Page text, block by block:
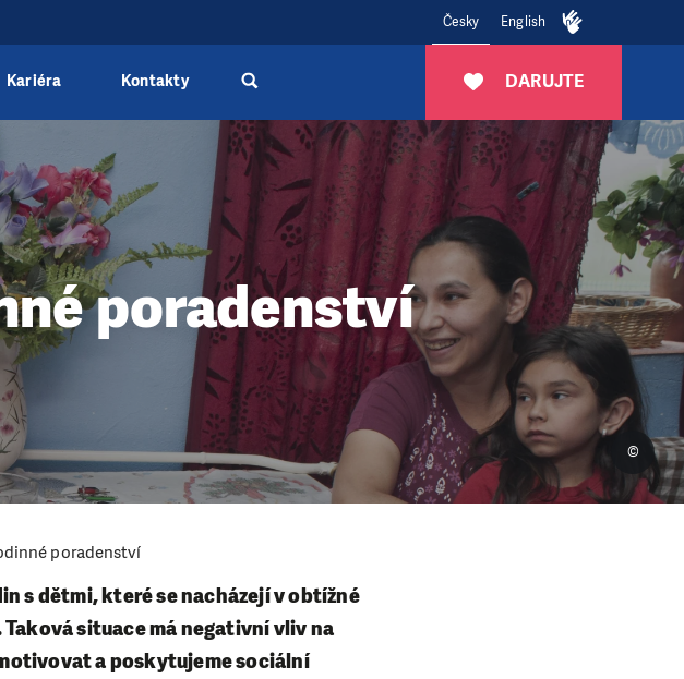
Česky English
DARUJTE
Kariéra Kontakty
poradenství
©
poradenství
s dětmi, které se nacházejí v obtížné
situace má negativní vliv na
a poskytujeme sociální